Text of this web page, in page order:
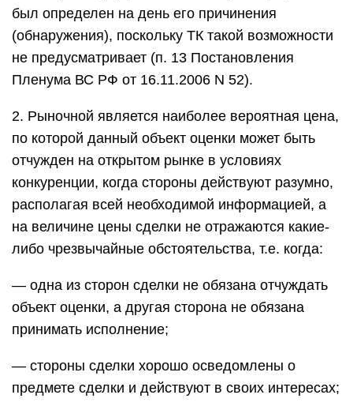
был определен на день его причинения
(обнаружения), поскольку ТК такой возможности
не предусматривает (п. 13 Постановления
Пленума ВС РФ от 16.11.2006 N 52).
2. Рыночной является наиболее вероятная цена,
по которой данный объект оценки может быть
отчужден на открытом рынке в условиях
конкуренции, когда стороны действуют разумно,
располагая всей необходимой информацией, а
на величине цены сделки не отражаются какие-
либо чрезвычайные обстоятельства, т.е. когда:
— одна из сторон сделки не обязана отчуждать
объект оценки, а другая сторона не обязана
принимать исполнение;
— стороны сделки хорошо осведомлены о
предмете сделки и действуют в своих интересах;